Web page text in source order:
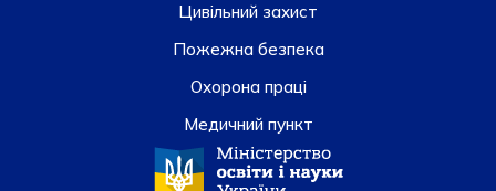
Цивільний захист
Пожежна безпека
Охорона праці
Медичний пункт